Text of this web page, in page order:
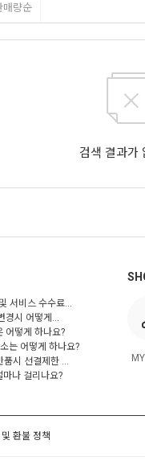
매량순
검색 결과가
서비스 수수료...
경시 어떻게...
어떻게 하나요?
는 어떻게 하나요?
품시 선결제한 ...
마나 걸리나요?
및 환불 정책